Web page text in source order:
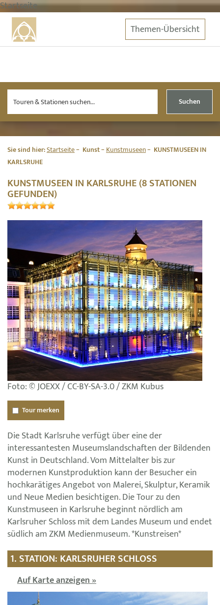
Startseite
Themen-Übersicht
Suchen
Sie sind hier:Startseite Kunst Kunstmuseen
KUNSTMUSEEN IN
KARLSRUHE
KUNSTMUSEEN IN KARLSRUHE (8 STATIONEN
GEFUNDEN)
Foto: © JOEXX / CC-BY-SA-3.0 / ZKM Kubus
Tour merken
Die Stadt Karlsruhe verfügt über eine der
interessantesten Museumslandschaften der Bildenden
Kunst in Deutschland. Vom Mittelalter bis zur
modernen Kunstproduktion kann der Besucher ein
hochkarätiges Angebot von Malerei, Skulptur, Keramik
und Neue Medien besichtigen. Die Tour zu den
Kunstmuseen in Karlsruhe beginnt nördlich am
Karlsruher Schloss mit dem Landes Museum und endet
südlich am ZKM Medienmuseum. *Kunstreisen*
1. STATION: KARLSRUHER SCHLOSS
Auf Karte anzeigen »